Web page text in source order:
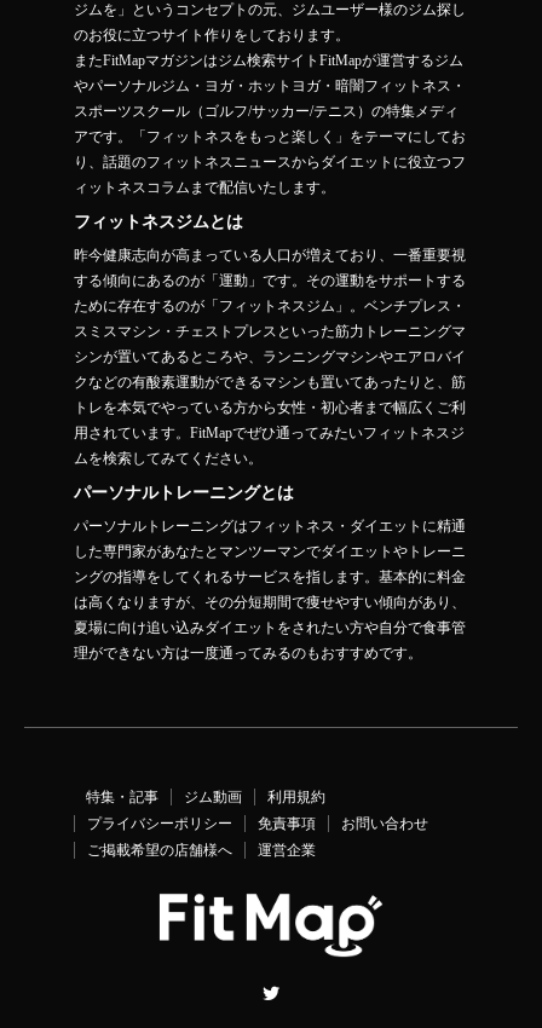
ジムを」というコンセプトの元、ジムユーザー様のジム探し
のお役に立つサイト作りをしております。
またFitMapマガジンはジム検索サイトFitMapが運営するジム
やパーソナルジム・ヨガ・ホットヨガ・暗闇フィットネス・
スポーツスクール（ゴルフ/サッカー/テニス）の特集メディ
アです。「フィットネスをもっと楽しく」をテーマにしてお
り、話題のフィットネスニュースからダイエットに役立つフ
ィットネスコラムまで配信いたします。
フィットネスジムとは
昨今健康志向が高まっている人口が増えており、一番重要視
する傾向にあるのが「運動」です。その運動をサポートする
ために存在するのが「フィットネスジム」。ベンチプレス・
スミスマシン・チェストプレスといった筋力トレーニングマ
シンが置いてあるところや、ランニングマシンやエアロバイ
クなどの有酸素運動ができるマシンも置いてあったりと、筋
トレを本気でやっている方から女性・初心者まで幅広くご利
用されています。FitMapでぜひ通ってみたいフィットネスジ
ムを検索してみてください。
パーソナルトレーニングとは
パーソナルトレーニングはフィットネス・ダイエットに精通
した専門家があなたとマンツーマンでダイエットやトレーニ
ングの指導をしてくれるサービスを指します。基本的に料金
は高くなりますが、その分短期間で痩せやすい傾向があり、
夏場に向け追い込みダイエットをされたい方や自分で食事管
理ができない方は一度通ってみるのもおすすめです。
特集・記事 ジム動画
利用規約
プライバシーポリシー
免責事項
お問い合わせ
ご掲載希望の店舗様へ
運営企業